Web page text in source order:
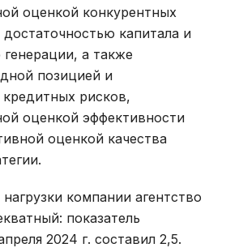
оценкой конкурентных
капитала и
генерации, а также
позицией и
рисков,
оценкой эффективности
оценкой качества
компании агентство
показатель
2024 г. составил 2,5.